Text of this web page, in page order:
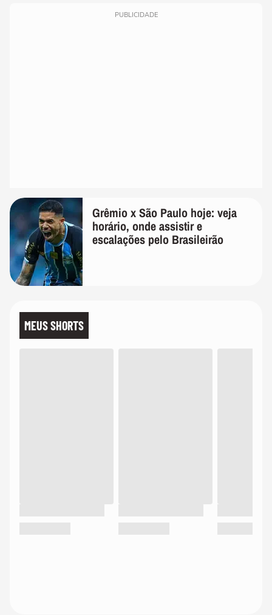
PUBLICIDADE
Grêmio x São Paulo hoje: veja
horário, onde assistir e
escalações pelo Brasileirão
MEUS SHORTS